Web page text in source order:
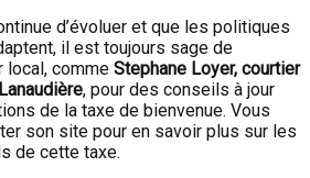
d’évoluer et que les politiques
il est toujours sage de
local, comme Stephane Loyer, courtier
, pour des conseils à jour
de la taxe de bienvenue. Vous
son site pour en savoir plus sur les
de cette taxe.